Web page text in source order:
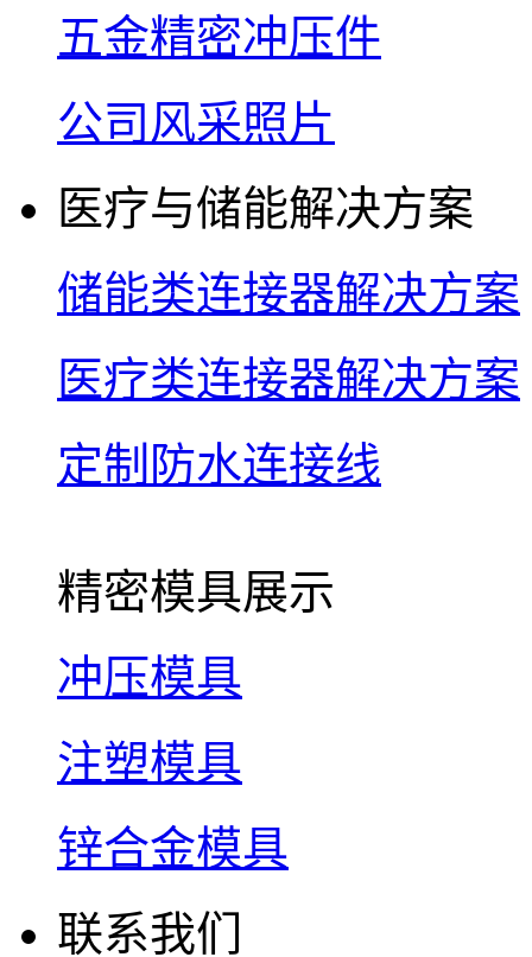
五金精密冲压件
公司风采照片
医疗与储能解决方案
储能类连接器解决方案
医疗类连接器解决方案
定制防水连接线
精密模具展示
冲压模具
注塑模具
锌合金模具
联系我们